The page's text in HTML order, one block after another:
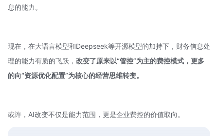
息的能力。
现在，在大语言模型和Deepseek等开源模型的加持下，财务信息处
理的能力有质的飞跃， 改变了原来以“管控”为主的费控模式，更多
的向“资源优化配置”为核心的经营思维转变。
或许，AI改变不仅是能力范围，更是企业费控的价值取向。